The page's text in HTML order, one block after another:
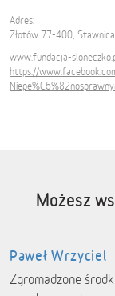
Adres:
Złotów 77-400,
www.fundacja-
https://
Możesz
Paweł Wrzyciel
Zgromadzone